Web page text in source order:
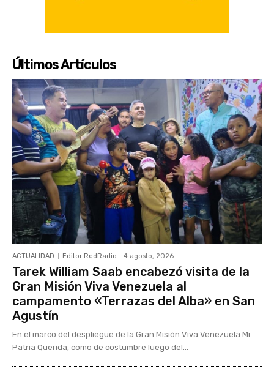
Últimos Artículos
ACTUALIDAD Editor RedRadio - 4 agosto, 2026
Tarek William Saab encabezó visita de la
Gran Misión Viva Venezuela al
campamento «Terrazas del Alba» en San
Agustín
En el marco del despliegue de la Gran Misión Viva Venezuela Mi
Patria Querida, como de costumbre luego del...